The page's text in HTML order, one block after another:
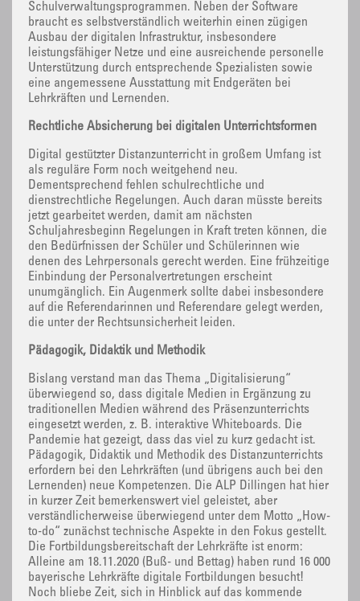
Schulverwaltungsprogrammen. Neben der Software
braucht es selbstverständlich weiterhin einen zügigen
Ausbau der digitalen Infrastruktur, insbesondere
leistungsfähiger Netze und eine ausreichende personelle
Unterstützung durch entsprechende Spezialisten sowie
eine angemessene Ausstattung mit Endgeräten bei
Lehrkräften und Lernenden.
Rechtliche Absicherung bei digitalen Unterrichtsformen
Digital gestützter Distanzunterricht in großem Umfang ist
als reguläre Form noch weitgehend neu.
Dementsprechend fehlen schulrechtliche und
dienstrechtliche Regelungen. Auch daran müsste bereits
jetzt gearbeitet werden, damit am nächsten
Schuljahresbeginn Regelungen in Kraft treten können, die
den Bedürfnissen der Schüler und Schülerinnen wie
denen des Lehrpersonals gerecht werden. Eine frühzeitige
Einbindung der Personalvertretungen erscheint
unumgänglich. Ein Augenmerk sollte dabei insbesondere
auf die Referendarinnen und Referendare gelegt werden,
die unter der Rechtsunsicherheit leiden.
Pädagogik, Didaktik und Methodik
Bislang verstand man das Thema „Digitalisierung“
überwiegend so, dass digitale Medien in Ergänzung zu
traditionellen Medien während des Präsenzunterrichts
eingesetzt werden, z. B. interaktive Whiteboards. Die
Pandemie hat gezeigt, dass das viel zu kurz gedacht ist.
Pädagogik, Didaktik und Methodik des Distanzunterrichts
erfordern bei den Lehrkräften (und übrigens auch bei den
Lernenden) neue Kompetenzen. Die ALP Dillingen hat hier
in kurzer Zeit bemerkenswert viel geleistet, aber
verständlicherweise überwiegend unter dem Motto „How-
to-do“ zunächst technische Aspekte in den Fokus gestellt.
Die Fortbildungsbereitschaft der Lehrkräfte ist enorm:
Alleine am 18.11.2020 (Buß- und Bettag) haben rund 16 000
bayerische Lehrkräfte digitale Fortbildungen besucht!
Noch bliebe Zeit, sich in Hinblick auf das kommende